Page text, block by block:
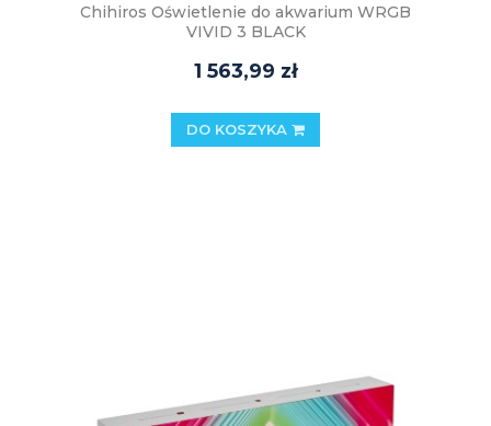
Chihiros Oświetlenie do akwarium WRGB
VIVID 3 BLACK
1 563,99 zł
DO KOSZYKA